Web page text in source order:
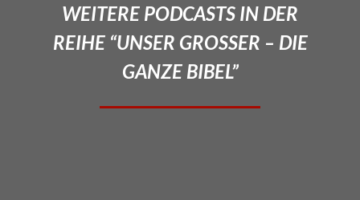
WEITERE PODCASTS IN DER
REIHE “UNSER GROSSER – DIE
GANZE BIBEL”